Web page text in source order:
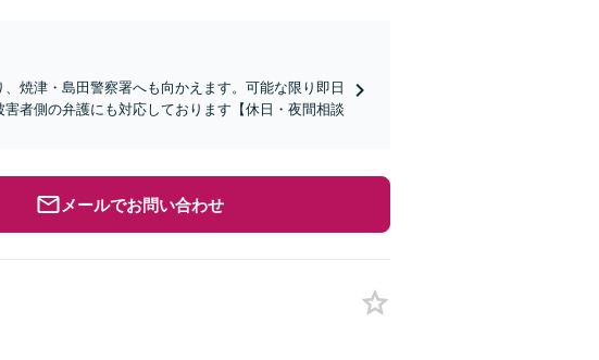
焼津・島田警察署へも向かえます。可能な限り即日
者側の弁護にも対応しております【休日・夜間相談
メールでお問い合わせ